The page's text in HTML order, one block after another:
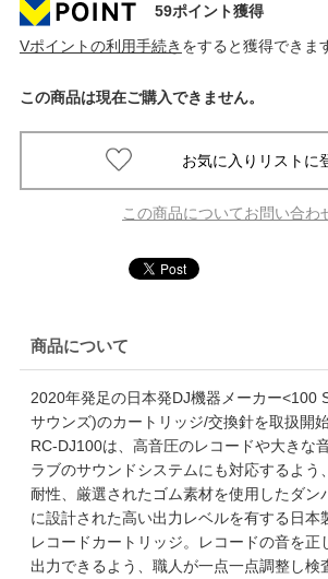
59ポイント獲得
Vポイントの利用手続き をすると獲得できま
この商品は現在ご購入できません。
この商品についてお問い合わ
商品について
2020年発足の日本発DJ機器メーカー<100
サウンズ)のカートリッジ/交換針を取扱開始
RC-DJ100は、高音圧のレコードや大きな
ラブのサウンドシステムにも対応するよう
耐性、厳選されたゴム素材を使用したダン
に設計された高い出力レベルを有する日本
レコードカートリッジ。レコードの音を正
出力できるよう、職人が一点一点調整し検